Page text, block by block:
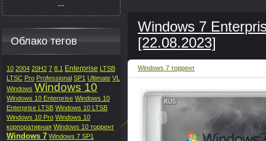
Windows 7
[22.08.2023]
Windows 7 торрент
---
Облако тегов
10 2004 20H2 7 8.1 Enterprise LTSB
LTSC Pro Professional SP1 Ultimate VL
Windows Windows 10
Windows 10 Enterprise Windows 10
Enterprise LTSB Windows 10 LTSB
Windows 10 Pro Windows 10
корпоративная Windows 10 торрент
Windows 7 Windows 7 SP1